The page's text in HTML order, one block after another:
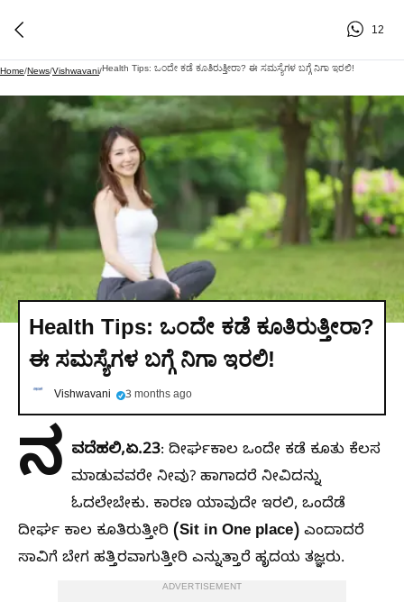
12
Home/News/Vishwavani/Health Tips: ಒಂದೇ ಕಡೆ ಕೂತಿರುತ್ತೀರಾ? ಈ ಸಮಸ್ಯೆಗಳ ಬಗ್ಗೆ ನಿಗಾ ಇರಲಿ!
Health Tips: ಒಂದೇ ಕಡೆ ಕೂತಿರುತ್ತೀರಾ?
ಈ ಸಮಸ್ಯೆಗಳ ಬಗ್ಗೆ ನಿಗಾ ಇರಲಿ!
Vishwavani 3 months ago
ನ ವದೆಹಲಿ,ಏ.23: ದೀರ್ಘಕಾಲ ಒಂದೇ ಕಡೆ ಕೂತು ಕೆಲಸ
ಮಾಡುವವರೇ ನೀವು? ಹಾಗಾದರೆ ನೀವಿದನ್ನು
ಓದಲೇಬೇಕು. ಕಾರಣ ಯಾವುದೇ ಇರಲಿ, ಒಂದೆಡೆ
ದೀರ್ಘ ಕಾಲ ಕೂತಿರುತ್ತೀರಿ (Sit in One place) ಎಂದಾದರೆ
ಸಾವಿಗೆ ಬೇಗ ಹತ್ತಿರವಾಗುತ್ತೀರಿ ಎನ್ನುತ್ತಾರೆ ಹೃದಯ ತಜ್ಞರು.
ADVERTISEMENT